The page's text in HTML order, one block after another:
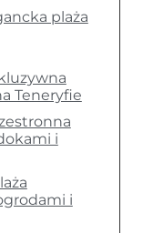
plaża
Teneryfie
i
i